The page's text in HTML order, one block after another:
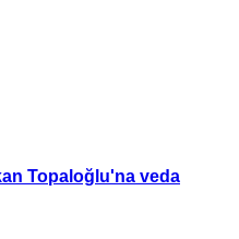
Topaloğlu'na veda